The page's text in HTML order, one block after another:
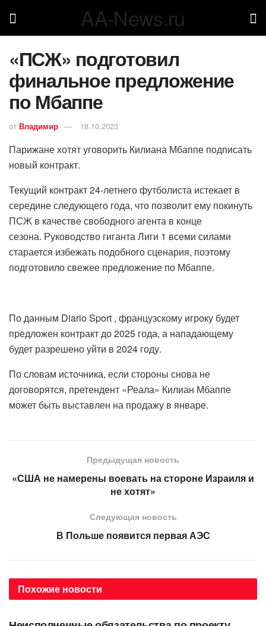
AA-News.ru
«ПСЖ» подготовил
финальное предложение
по Мбаппе
от Владимир 18.10.2023
Парижане хотят уговорить Килиана Мбаппе подписать
новый контракт.
Текущий контракт 24-летнего футболиста истекает в
середине следующего года, что позволит ему покинуть
ПСЖ в качестве свободного агента в конце
сезона. Руководство гиганта Лиги 1 всеми силами
старается избежать подобного сценария, поэтому
подготовило свежее предложение по Мбаппе.
По данным Diario Sport , французскому игроку будет
предложен контракт до 2025 года, а нападающему
будет разрешено уйти в 2024 году.
По словам источника, если стороны снова не
договорятся, претендент «Реала» Килиан Мбаппе
может быть выставлен на продажу в январе.
Предыдущая новость
«США не намерены воевать на стороне Израиля и
не хотят»
Следующая новость
В Польше появится первая АЭС
Похожие новости
АВТОРСКОЕ